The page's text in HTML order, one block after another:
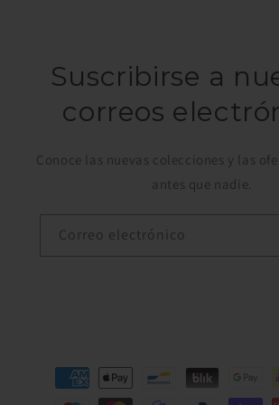
Suscribirse a
correos
Conoce las nuevas colecciones y las
antes que nadie.
Correo electrónico
Formas